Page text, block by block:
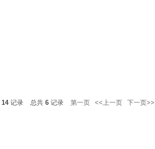
14记录 总共 6 记录 第一页 <<上一页 下一页>>